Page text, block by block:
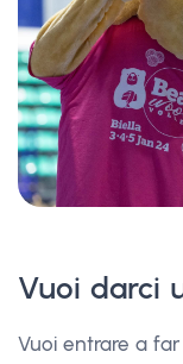
Vuoi darci
Vuoi entrare a